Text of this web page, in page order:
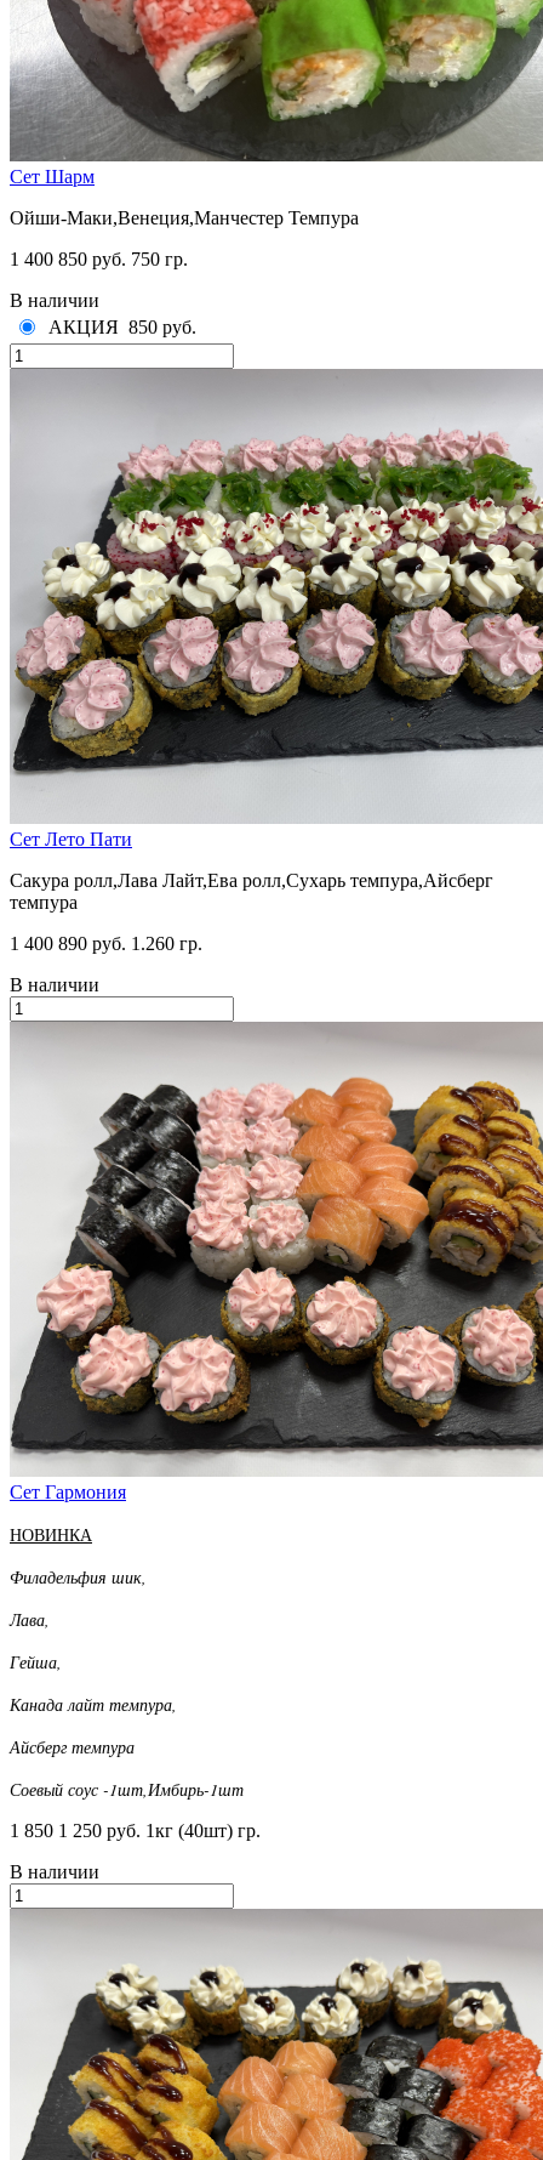
Сет Шарм
Ойши-Маки,Венеция,Манчестер Темпура
1 400 850 руб. 750 гр.
В наличии
АКЦИЯ 850 руб.
Сет Лето Пати
Сакура ролл,Лава Лайт,Ева ролл,Сухарь темпура,Айсберг
темпура
1 400 890 руб. 1.260 гр.
В наличии
Сет Гармония
НОВИНКА
Филадельфия шик,
Лава,
Гейша,
Канада лайт темпура,
Айсберг темпура
Соевый соус -1шт,Имбирь-1шт
1 850 1 250 руб. 1кг (40шт) гр.
В наличии